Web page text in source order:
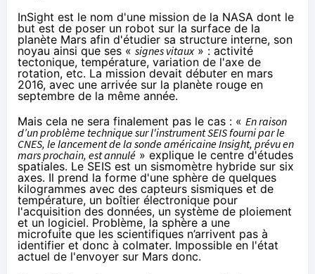
InSight est le nom d'une mission de la NASA dont le
but est de poser un robot sur la surface de la
planète Mars afin d'étudier sa structure interne, son
noyau ainsi que ses « signes vitaux» : activité
tectonique, température, variation de l'axe de
rotation, etc. La mission devait débuter en mars
2016, avec une arrivée sur la planète rouge en
septembre de la même année.
Mais cela ne sera finalement pas le cas : « En raison
d’un problème technique sur l'instrument SEIS fourni par le
CNES, le lancement de la sonde américaine Insight, prévu en
mars prochain, est annulé » explique le centre d'études
spatiales. Le SEIS est un sismomètre hybride sur six
axes. Il prend la forme d'une sphère de quelques
kilogrammes avec des capteurs sismiques et de
température, un boîtier électronique pour
l'acquisition des données, un système de ploiement
et un logiciel. Problème, la sphère a une
microfuite que les scientifiques n’arrivent pas à
identifier et donc à colmater. Impossible en l'état
actuel de l'envoyer sur Mars donc.